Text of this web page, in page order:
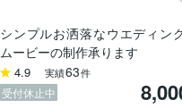
シンプルお洒落なウエディン
ムービーの制作承ります
4.9 実績63件
受付休止中